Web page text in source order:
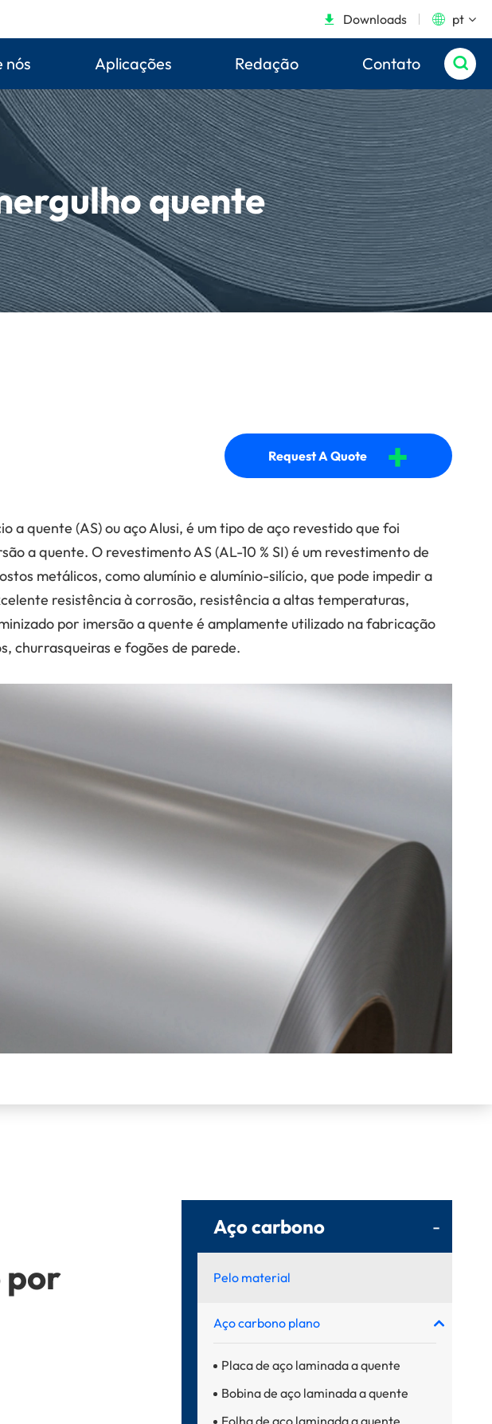
 Downloads  pt
nós Aplicações Redação Contato 
quente
Request A Quote +
a quente (AS) ou aço Alusi, é um tipo de aço revestido que foi
a quente. O revestimento AS (AL-10 % SI) é um revestimento de
metálicos, como alumínio e alumínio-silício, que pode impedir a
resistência à corrosão, resistência a altas temperaturas,
por imersão a quente é amplamente utilizado na fabricação
churrasqueiras e fogões de parede.
por
Aço carbono -
Pelo material
Aço carbono plano
Placa de aço laminada a quente
Bobina de aço laminada a quente